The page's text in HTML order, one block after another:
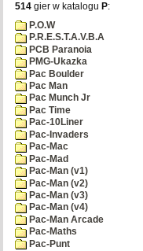
514 gier w katalogu P:
P.O.W
P.R.E.S.T.A.V.B.A
PCB Paranoia
PMG-Ukazka
Pac Boulder
Pac Man
Pac Munch Jr
Pac Time
Pac-10Liner
Pac-Invaders
Pac-Mac
Pac-Mad
Pac-Man (v1)
Pac-Man (v2)
Pac-Man (v3)
Pac-Man (v4)
Pac-Man Arcade
Pac-Maths
Pac-Punt